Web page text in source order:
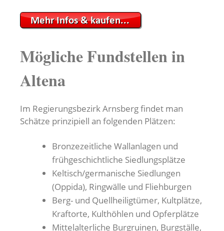
Mögliche Fundstellen in
Altena
Im Regierungsbezirk Arnsberg findet man
Schätze prinzipiell an folgenden Plätzen:
Bronzezeitliche Wallanlagen und
frühgeschichtliche Siedlungsplätze
Keltisch/germanische Siedlungen
(Oppida), Ringwälle und Fliehburgen
Berg- und Quellheiligtümer, Kultplätze,
Kraftorte, Kulthöhlen und Opferplätze
Mittelalterliche Burgruinen, Burgställe,